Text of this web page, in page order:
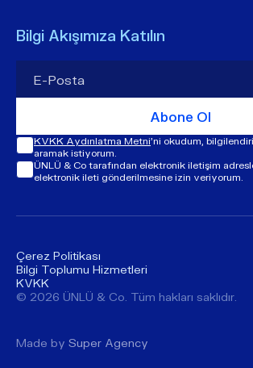
Bilgi Akışımıza Katılın
Abone Ol
ÜNLÜ & Co tarafından elektronik iletişim
elektronik ileti gönderilmesine izin veriyorum.
KVKK Aydınlatma Metni'ni okudum,
aramak istiyorum.
Çerez Politikası
Bilgi Toplumu Hizmetleri
KVKK
© ​​2026 ÜNLÜ & Co. Tüm hakları saklıdır.
Made by Super Agency